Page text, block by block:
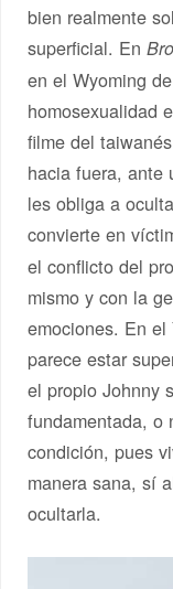
bien realmente
superficial. En
en el Wyoming
homosexualidad
filme del
hacia fuera, ante
les obliga a
convierte en
el conflicto del
mismo y con la
emociones. En
parece estar
el propio Johnny
fundamentada, o
condición, pues
manera sana, sí
ocultarla.